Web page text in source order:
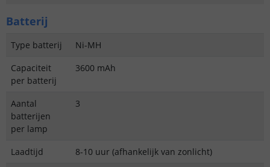
Batterij
Type batterij
Ni-MH
Capaciteit
per batterij
3600 mAh
Aantal
batterijen
per lamp
3
Laadtijd
8-10 uur (afhankelijk van zonlicht)